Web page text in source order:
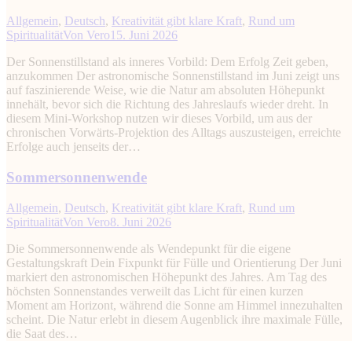
Allgemein, Deutsch, Kreativität gibt klare Kraft, Rund um
SpiritualitätVon Vero15. Juni 2026
Der Sonnenstillstand als inneres Vorbild: Dem Erfolg Zeit geben,
anzukommen Der astronomische Sonnenstillstand im Juni zeigt uns
auf faszinierende Weise, wie die Natur am absoluten Höhepunkt
innehält, bevor sich die Richtung des Jahreslaufs wieder dreht. In
diesem Mini-Workshop nutzen wir dieses Vorbild, um aus der
chronischen Vorwärts-Projektion des Alltags auszusteigen, erreichte
Erfolge auch jenseits der…
Sommersonnenwende
Allgemein, Deutsch, Kreativität gibt klare Kraft, Rund um
SpiritualitätVon Vero8. Juni 2026
Die Sommersonnenwende als Wendepunkt für die eigene
Gestaltungskraft Dein Fixpunkt für Fülle und Orientierung Der Juni
markiert den astronomischen Höhepunkt des Jahres. Am Tag des
höchsten Sonnenstandes verweilt das Licht für einen kurzen
Moment am Horizont, während die Sonne am Himmel innezuhalten
scheint. Die Natur erlebt in diesem Augenblick ihre maximale Fülle,
die Saat des…